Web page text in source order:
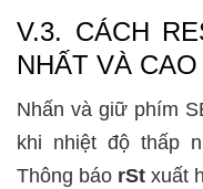
V.3. CÁCH
NHẤT VÀ
Nhấn và giữ phím
khi nhiệt độ thấp
Thông báo rSt xuất